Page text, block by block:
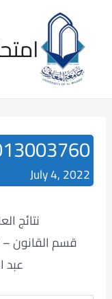
July 4, 2022
نتائج العام
قسم القانون –
عبد